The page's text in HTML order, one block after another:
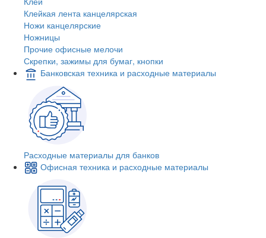
Клейкая лента канцелярская
Ножи канцелярские
Ножницы
Прочие офисные мелочи
Скрепки, зажимы для бумаг, кнопки
Банковская техника и расходные материалы
Расходные материалы для банков
Офисная техника и расходные материалы